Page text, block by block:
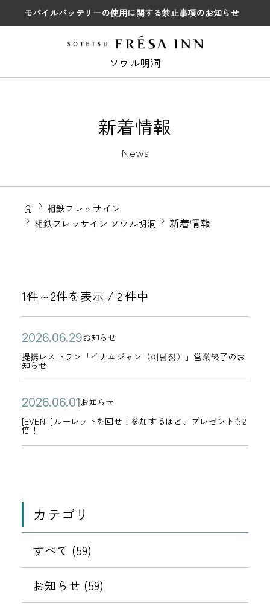
モバイルバッテリーの使用に関する禁止事項のお知らせ
ソウル明洞
新着情報
News
相鉄フレッサイン
相鉄フレッサイン ソウル明洞
新着情報
1件～2件を表示 / 2件中
提携レストラン「イナムジャン（이남장）」営業終了のお
知らせ
公
開
日
2
0
2
年
0
6
カ
テ
ゴ
リ
ー
お知らせ
提
携
レ
ト
ラ
ン
ジ
ャ
ン
이
[EVENT]ルーレットを回せ！参加するほど、プレゼントも2
倍！
公
開
日
2
0
2
6
月
カ
テ
ゴ
お知らせ
[
E
V
]
ル カテゴリ
すべて (59)
お知らせ (59)